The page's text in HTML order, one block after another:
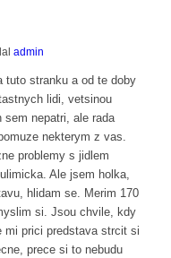
admin
tuto stranku a od te doby
lidi, vetsinou
sem nepatri, ale rada
nekterym z vas.
problemy s jidlem
Ale jsem holka,
hlidam se. Merim 170
si. Jsou chvile, kdy
mi prici predstava strcit si
prece si to nebudu